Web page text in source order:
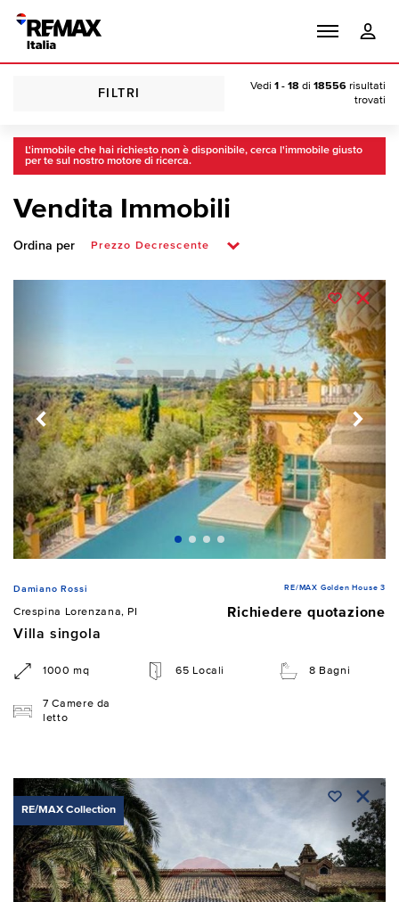
FILTRI
Vedi 1 - 18 di 18556 risultati
trovati
L'immobile che hai richiesto non è disponibile, cerca l'immobile giusto
per te sul nostro motore di ricerca.
Vendita Immobili
Ordina per
Damiano Rossi RE/MAX Golden House 3
Crespina Lorenzana, PI
Richiedere quotazione
Villa singola
1000 mq 65 Locali 8 Bagni
7 Camere da
letto
RE/MAX Collection